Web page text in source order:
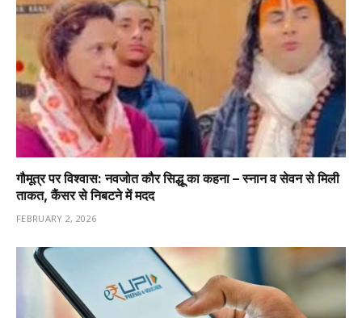
गौमूत्र पर विश्वास: नवजोत कौर सिद्धू का कहना – स्नान व सेवन से मिली
ताकत, कैंसर से निबटने में मदद
FEBRUARY 2, 2026